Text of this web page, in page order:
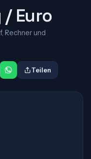
Euro
Rechner und
Teilen